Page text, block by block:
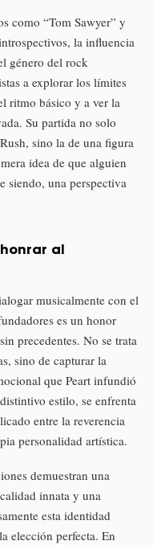
como “Tom Sawyer” y
la influencia
género del rock
a explorar los límites
ritmo básico y a ver la
Su partida no solo
sino la de una figura
idea de que alguien
siendo, una perspectiva
al
musicalmente con el
es un honor
precedentes. No se trata
sino de capturar la
que Peart infundió
estilo, se enfrenta
entre la reverencia
personalidad artística.
demuestran una
innata y una
esta identidad
elección perfecta. En